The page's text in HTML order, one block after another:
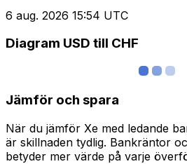
6 aug. 2026 15:54 UTC
Diagram USD till CHF
Jämför och spara
När du jämför Xe med ledande
är skillnaden tydlig. Bankräntor
betyder mer värde på varje